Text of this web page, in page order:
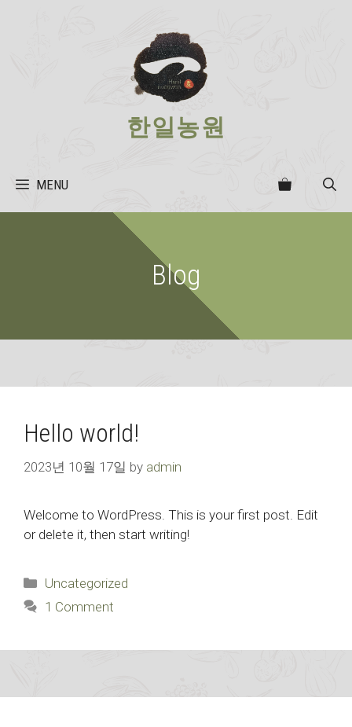
한일농원
MENU
Blog
Hello world!
2023년 10월 17일 by admin
Welcome to WordPress. This is your first post. Edit
or delete it, then start writing!
Categories
Uncategorized
1 Comment